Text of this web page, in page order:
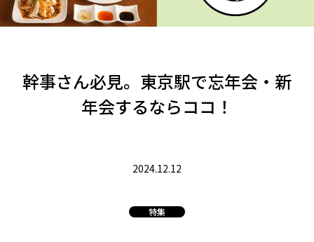
幹事さん必見。東京駅で忘年会・新
年会するならココ！
2024.12.12
特集